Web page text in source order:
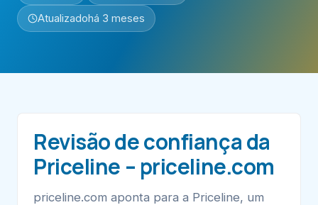
Atualizadohá 3 meses
Revisão de confiança da
Priceline – priceline.com
priceline.com aponta para a Priceline, um